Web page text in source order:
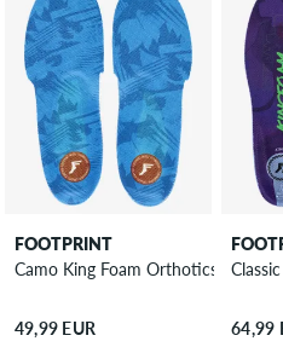
FOOTPRINT
Camo King Foam Orthotics Fluid X
49,99 EUR 64,99